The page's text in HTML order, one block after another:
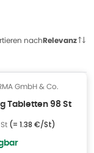
nachRelevanz
GmbH & Co.
Tabletten 98 St
(= 1.38 €/St)